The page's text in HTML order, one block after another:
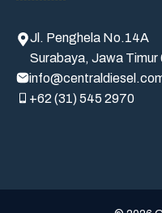
Jl. Penghela No.14A
Surabaya, Jawa Timur
+62 (31) 545 2970